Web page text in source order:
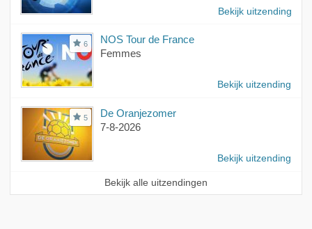
Bekijk uitzending
6
NOS Tour de France
Femmes
Bekijk uitzending
5
De Oranjezomer
7-8-2026
Bekijk uitzending
Bekijk alle uitzendingen